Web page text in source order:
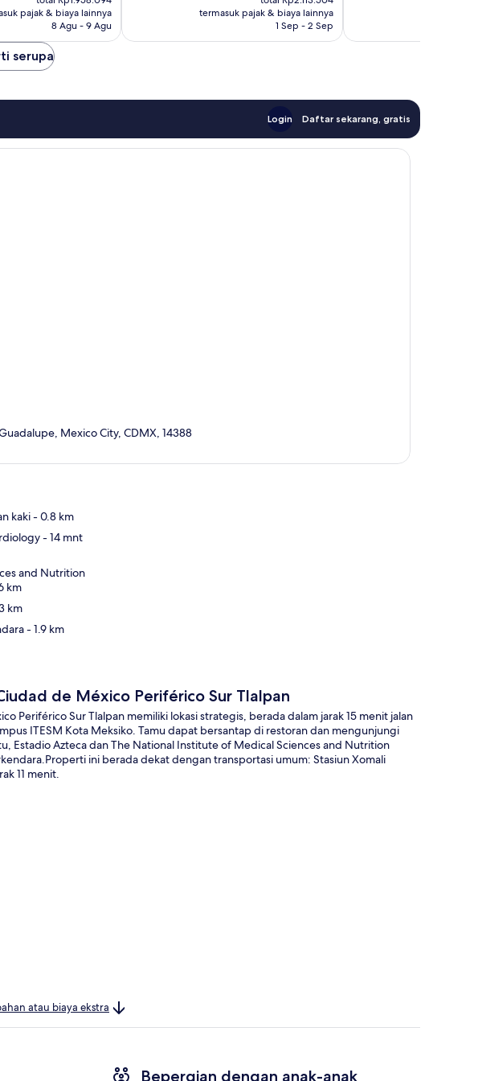
Rp1.638.572
pajak & biaya lainnya
8 Agu - 9 Agu
Rp1.768.623
termasuk pajak & biaya lainnya
1 Sep - 2 Sep
serupa
Login Daftar sekarang, gratis
Mexico City, CDMX, 14388
kaki- 0.8 km
- 14 mnt
and Nutrition
km
km
- 1.9 km
de México Periférico Sur Tlalpan
Periférico Sur Tlalpan memiliki lokasi strategis, berada dalam jarak 15 menit jalan
ITESM Kota Meksiko. Tamu dapat bersantap di restoran dan mengunjungi
Estadio Azteca dan The National Institute of Medical Sciences and Nutrition
ini berada dekat dengan transportasi umum: Stasiun Xomali
11 menit.
atau biaya ekstra
Bepergian dengan anak-anak